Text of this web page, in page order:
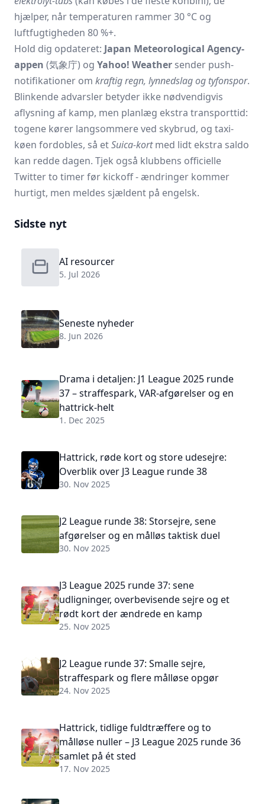
hjælper, når temperaturen rammer 30 °C og
luftfugtigheden 80 %+.
Hold dig opdateret: Japan Meteorological Agency-
appen (気象庁) og Yahoo! Weather sender push-
notifikationer om kraftig regn, lynnedslag og tyfonspor.
Blinkende advarsler betyder ikke nødvendigvis
aflysning af kamp, men planlæg ekstra transporttid:
togene kører langsommere ved skybrud, og taxi-
køen fordobles, så etSuica-kortmed lidt ekstra saldo
kan redde dagen. Tjek også klubbens officielle
Twitter to timer før kickoff - ændringer kommer
hurtigt, men meldes sjældent på engelsk.
Sidste nyt
AI resourcer
5. Jul 2026
Seneste nyheder
8. Jun 2026
Drama i detaljen: J1 League 2025 runde
37 – straffespark, VAR-afgørelser og en
hattrick-helt
1. Dec 2025
Hattrick, røde kort og store udesejre:
Overblik over J3 League runde 38
30. Nov 2025
J2 League runde 38: Storsejre, sene
afgørelser og en målløs taktisk duel
30. Nov 2025
J3 League 2025 runde 37: sene
udligninger, overbevisende sejre og et
rødt kort der ændrede en kamp
25. Nov 2025
J2 League runde 37: Smalle sejre,
straffespark og flere målløse opgør
24. Nov 2025
Hattrick, tidlige fuldtræffere og to
målløse nuller – J3 League 2025 runde 36
samlet på ét sted
17. Nov 2025